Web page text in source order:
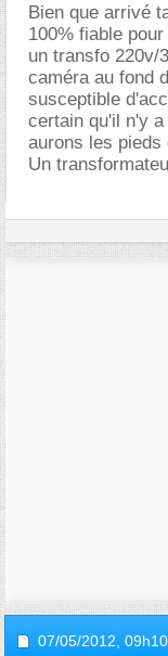
Bien que arrivé
100% fiable
un transfo 220v/
caméra au fond
susceptible
certain qu'il n'y
aurons les pieds
Un
07/05/2012, 09h10